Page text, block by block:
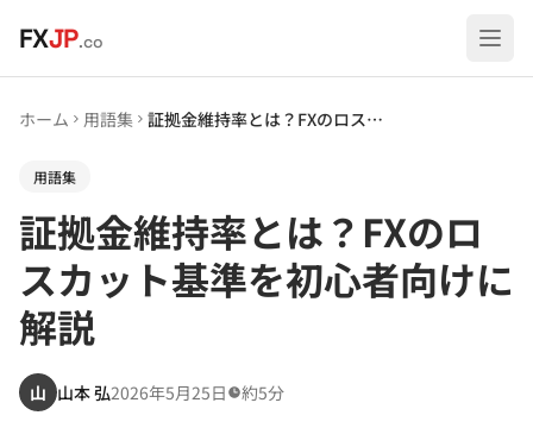
FXJP.co
ホーム 用語集 証拠金維持率とは？FXのロスカット基準を初心者向けに解説
用語集
証拠金維持率とは？FXのロ
スカット基準を初心者向けに
解説
山 山本 弘2026年5月25日 約5分